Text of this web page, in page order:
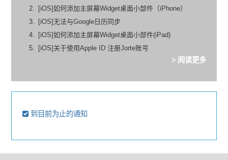
[iOS]如何添加主屏幕Widget桌面小部件（iPhone）
[iOS]无法与Google日历同步
[iOS]如何添加主屏幕Widget桌面小部件(iPad)
[iOS]关于使用Apple ID 注册Jorte账号
> 阅读更多
到目前为止的通知